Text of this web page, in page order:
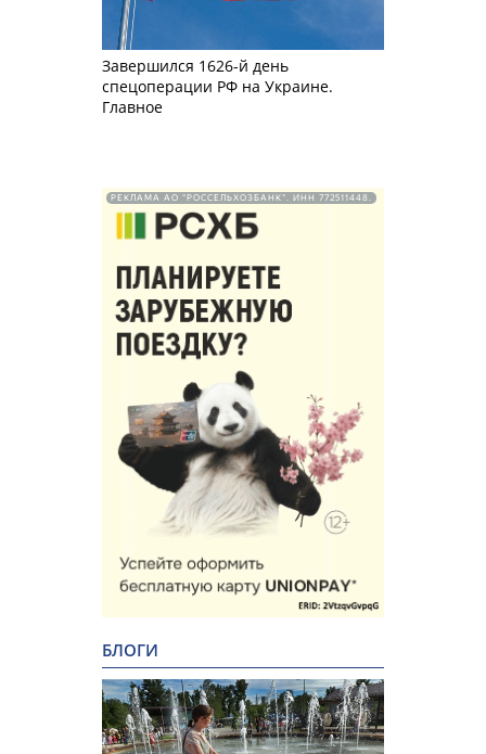
Завершился 1626-й день
спецоперации РФ на Украине.
Главное
РЕКЛАМА АО "РОССЕЛЬХОЗБАНК". ИНН 772511448.
БЛОГИ